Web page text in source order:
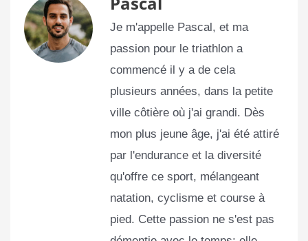
Je m'appelle Pascal, et ma
passion pour le triathlon a
commencé il y a de cela
plusieurs années, dans la petite
ville côtière où j'ai grandi. Dès
mon plus jeune âge, j'ai été attiré
par l'endurance et la diversité
qu'offre ce sport, mélangeant
natation, cyclisme et course à
pied. Cette passion ne s'est pas